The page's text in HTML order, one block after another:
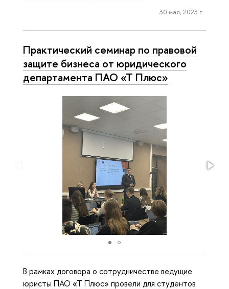
30 мая, 2023 г.
Практический семинар по правовой
защите бизнеса от юридического
департамента ПАО «Т Плюс»
В рамках договора о сотрудничестве ведущие
юристы ПАО «Т Плюс» провели для студентов